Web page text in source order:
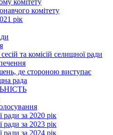
комітету
комітету
рік
та комісій селищної ради
де стороною виступає
рада
ради за 2020 рік
ради за 2023 рік
ради за 2024 рік